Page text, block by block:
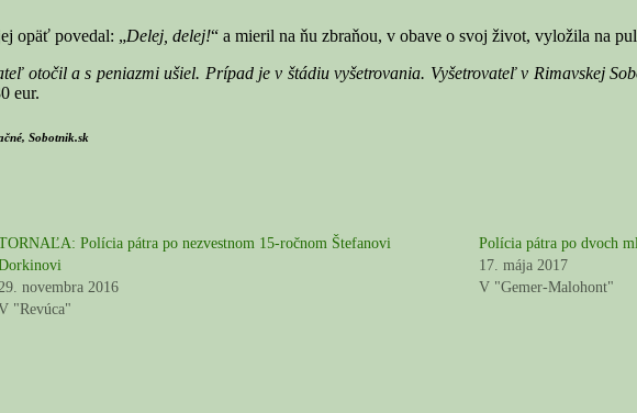
opäť povedal: „Delej, delej!“ a mieril na ňu zbraňou, v obave o svoj život, vyložila na
otočil a s peniazmi ušiel. Prípad je v štádiu vyšetrovania. Vyšetrovateľ v Rimavskej
eur.
Sobotnik.sk
Polícia pátra po nezvestnom 15-ročnom Štefanovi
29. novembra 2016
"Revúca"
Polícia pátra po dvoch
17. mája 2017
V "Gemer-Malohont"